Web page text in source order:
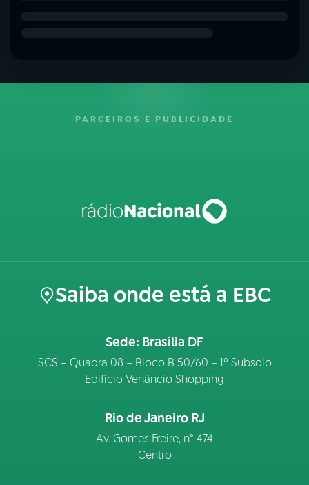
PARCEIROS E PUBLICIDADE
Saiba onde está a EBC
Sede: Brasília DF
SCS – Quadra 08 – Bloco B 50/60 – 1º Subsolo
Edifício Venâncio Shopping
Rio de Janeiro RJ
Av. Gomes Freire, n° 474
Centro